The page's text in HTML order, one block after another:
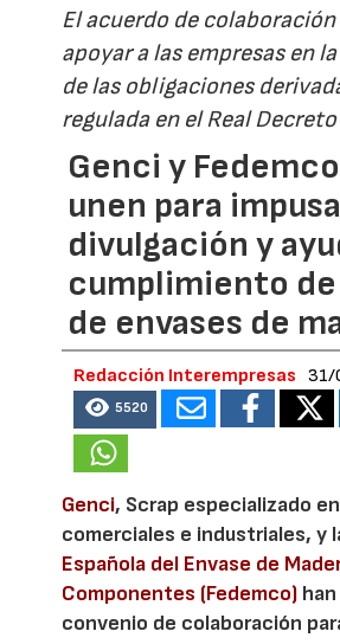
El acuerdo de
apoyar a las empresas en
de las obligaciones
regulada en el Real
Genci y
unen para
divulgación y
cumplimiento de
de envases de
Redacción Interempresas 31/
5520
Genci, Scrap especializado
comerciales e industriales, y
Española del Envase de
Componentes (Fedemco)
convenio de colaboración